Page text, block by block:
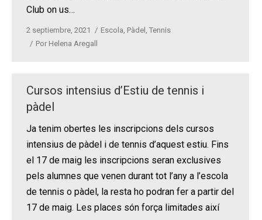
Club on us…
2 septiembre, 2021 Escola, Pàdel , Tennis
Por Helena Aregall
Cursos intensius d’Estiu de tennis i
pàdel
Ja tenim obertes les inscripcions dels cursos
intensius de pàdel i de tennis d’aquest estiu. Fins
el 17 de maig les inscripcions seran exclusives
pels alumnes que venen durant tot l’any a l’escola
de tennis o pàdel, la resta ho podran fer a partir del
17 de maig. Les places són força limitades així